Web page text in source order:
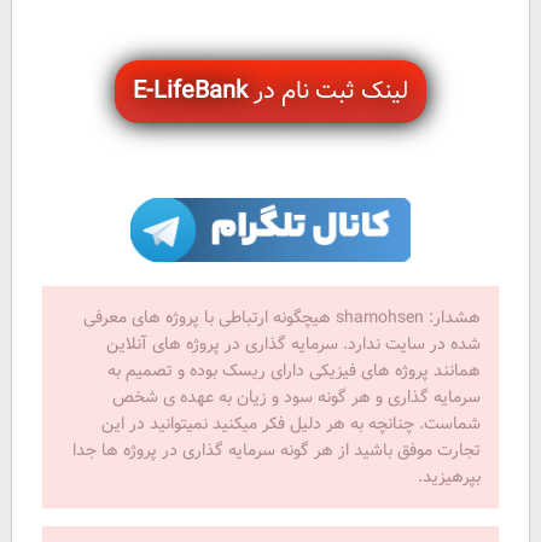
لینک ثبت نام درE-LifeBank
هشدار: shamohsen هیچگونه ارتباطی با پروژه های معرفی
شده در سایت ندارد. سرمایه گذاری در پروژه های آنلاین
همانند پروژه های فیزیکی دارای ریسک بوده و تصمیم به
سرمایه گذاری و هر گونه سود و زیان به عهده ی شخص
شماست. چنانچه به هر دلیل فکر میکنید نمیتوانید در این
تجارت موفق باشید از هر گونه سرمایه گذاری در پروژه ها جدا
بپرهیزید.